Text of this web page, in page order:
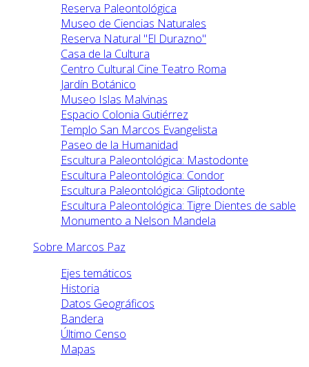
Reserva Paleontológica
Museo de Ciencias Naturales
Reserva Natural "El Durazno"
Casa de la Cultura
Centro Cultural Cine Teatro Roma
Jardín Botánico
Museo Islas Malvinas
Espacio Colonia Gutiérrez
Templo San Marcos Evangelista
Paseo de la Humanidad
Escultura Paleontológica: Mastodonte
Escultura Paleontológica: Condor
Escultura Paleontológica: Gliptodonte
Escultura Paleontológica: Tigre Dientes de sable
Monumento a Nelson Mandela
Sobre Marcos Paz
Ejes temáticos
Historia
Datos Geográficos
Bandera
Último Censo
Mapas